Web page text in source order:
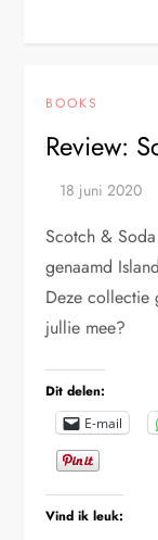
BOOKS
Review:
Scotch &
genaamd
Deze collectie
jullie mee?
Dit delen:
E-mail
Vind ik leuk: